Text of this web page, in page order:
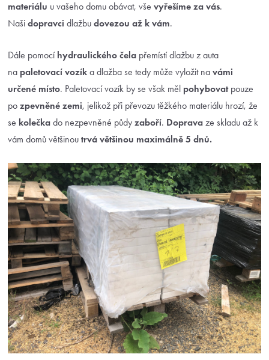
materiálu u vašeho domu obávat, vše vyřešíme za vás.
Naši dopravci dlažbu dovezou až k vám.
Dále pomocí hydraulického čela přemístí dlažbu z auta
na paletovací vozík a dlažba se tedy může vyložit na vámi
určené místo. Paletovací vozík by se však měl pohybovatpouze
po zpevněné zemi, jelikož při převozu těžkého materiálu hrozí, že
se kolečka do nezpevněné půdy zaboří. Doprava ze skladu až k
vám domů většinou trvá většinou maximálně 5 dnů.